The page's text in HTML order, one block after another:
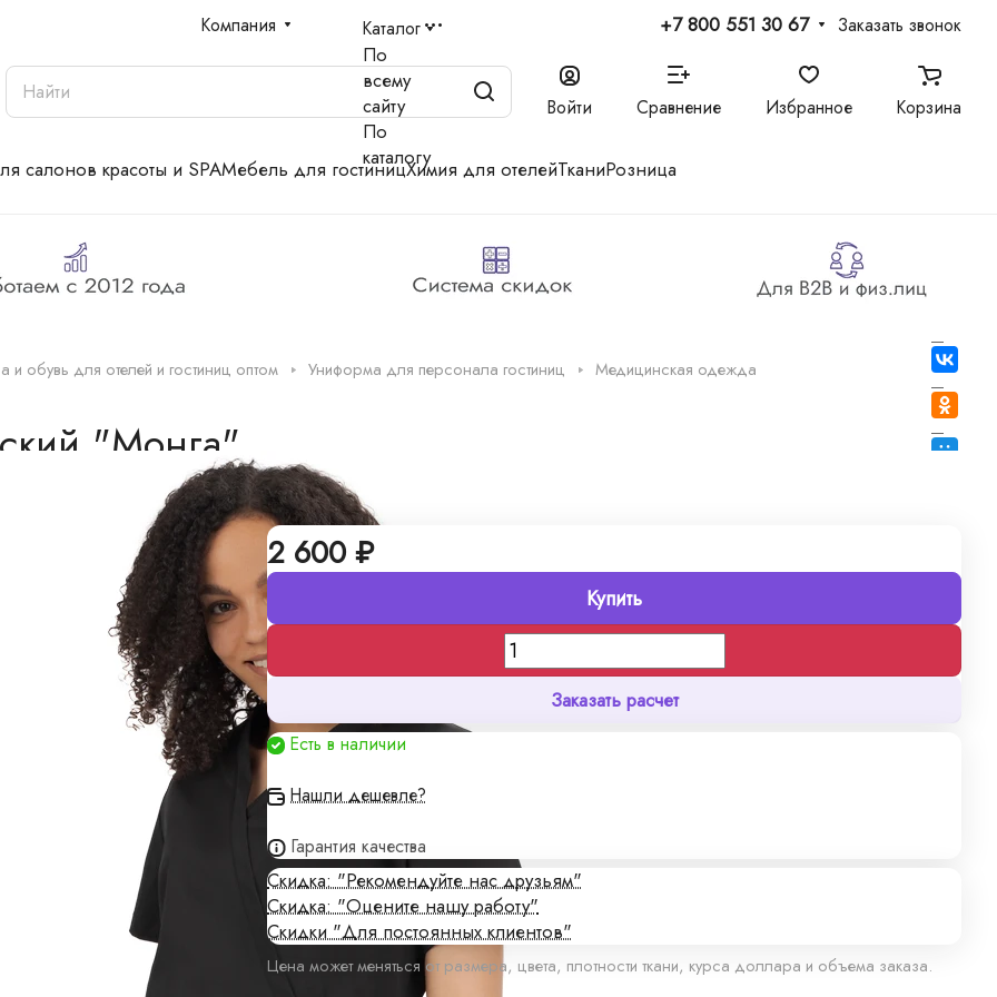
Компания +7 800 551 30 67 Заказать звонок
Каталог
По
всему
сайту
По
каталогу
Войти Сравнение Избранное Корзина
салонов красоты и SPAМебель для гостиницХимия для отелейТканиРозница
обувь для отелей и гостиниц оптом Униформа для персонала гостиниц Медицинская одежда
"Монга"
цены и изготовление
в договоре поставки
2 600 ₽
Купить
Заказать расчет
Есть в наличии
Нашли дешевле?
Гарантия качества
Скидка: "Рекомендуйте нас друзьям"
Скидка: "Оцените нашу работу"
Скидки "Для постоянных клиентов"
Цена может меняться от размера, цвета, плотности ткани, курса доллара и объема заказа.